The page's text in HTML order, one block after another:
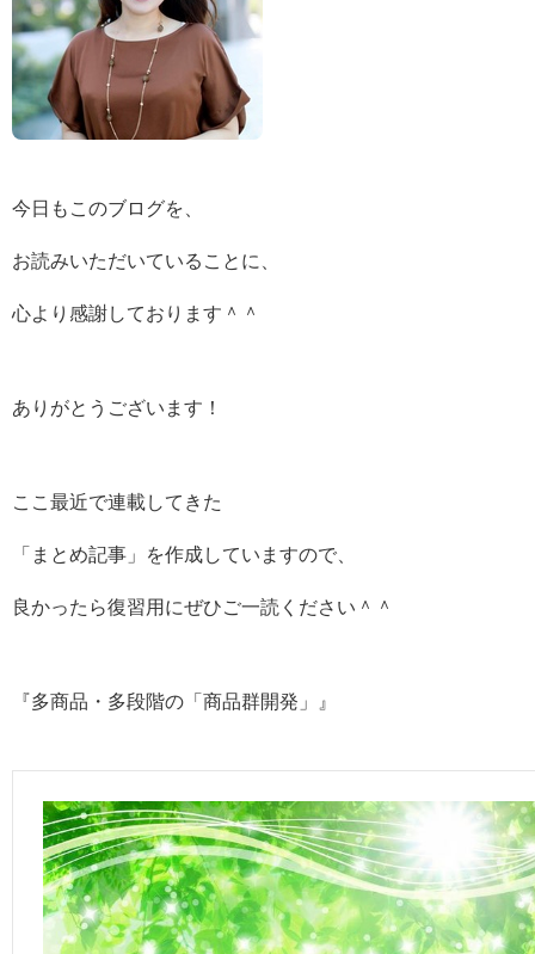
今日もこのブログを、
お読みいただいていることに、
心より感謝しております＾＾
ありがとうございます！
ここ最近で連載してきた
「まとめ記事」を作成していますので、
良かったら復習用にぜひご一読ください＾＾
『多商品・多段階の「商品群開発」』